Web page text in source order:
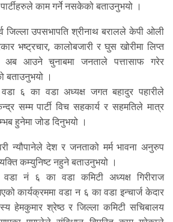
काम गर्ने नसकेको बताउनुभयो ।
जिल्ला उपसभापति श्रीनाथ बरालले केपी ओली
भष्ट्रचार, कालोबजारी र घुस खोरीमा लिप्त
अब आउने चुनाबमा जनताले पत्तासाफ गरेर
।
वडा ६ का वडा अध्यक्ष जगत बहादुर पहारीले
सम्म पार्टी विच सहकार्य र सहमतिले मात्र
हुनेमा जोड दिनुभयो ।
न्यौपानेले देश र जनताको मर्म भावना अनुरुप
कम्युनिष्ट नहुने बताउनुभयो ।
वडा नं ६ का वडा कमिटी अध्यक्ष गिरीराज
कार्यक्रममा वडा न ६ का वडा इन्चार्ज केदार
हेमकुमार श्रेष्ठ र जिल्ला कमिटी सचिबालय